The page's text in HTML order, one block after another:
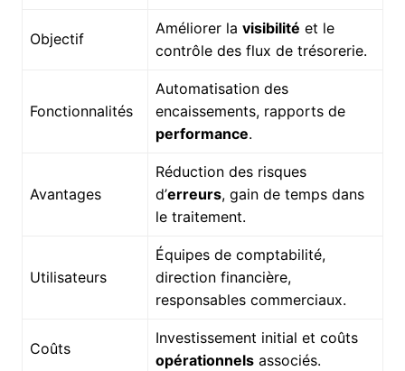
Objectif
Améliorer la visibilité et le
contrôle des flux de trésorerie.
Fonctionnalités
Automatisation des
encaissements, rapports de
performance.
Avantages
Réduction des risques
d’erreurs, gain de temps dans
le traitement.
Utilisateurs
Équipes de comptabilité,
direction financière,
responsables commerciaux.
Coûts
Investissement initial et coûts
opérationnelsassociés.